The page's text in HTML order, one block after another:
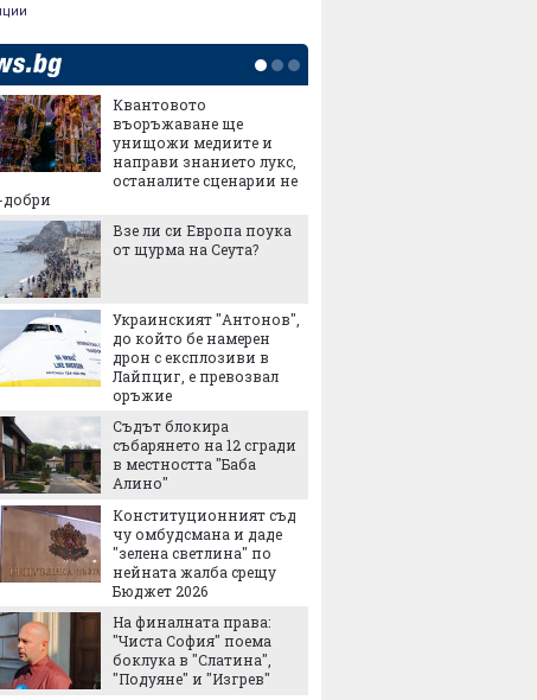
Квантовото
въоръжаване ще
унищожи медиите и
направи знанието лукс,
останалите сценарии не
добри
Взе ли си Европа поука
от щурма на Сеута?
Украинският "Антонов",
до който бе намерен
дрон с експлозиви в
Лайпциг, е превозвал
оръжие
Съдът блокира
събарянето на 12 сгради
в местността "Баба
Алино"
Конституционният съд
чу омбудсмана и даде
"зелена светлина" по
нейната жалба срещу
Бюджет 2026
На финалната права:
"Чиста София" поема
боклука в "Слатина",
"Подуяне" и "Изгрев"